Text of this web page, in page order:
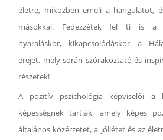
életre, miközben emeli a hangulatot,
másokkal. Fedezzétek fel ti is a
nyaraláskor, kikapcsolódáskor a
erejét, mely során szórakoztató és
részetek!
A pozitív pszichológia képviselői a
képességnek tartják, amely képes
általános közérzetet, a jóllétet és az